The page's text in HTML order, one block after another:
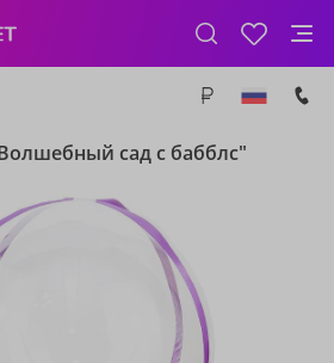
сад с бабблс"